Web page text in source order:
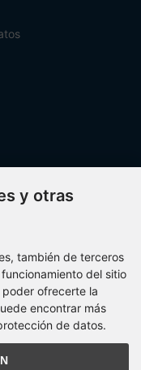
y otras
también de terceros
del sitio
ofrecerte la
encontrar más
de datos.